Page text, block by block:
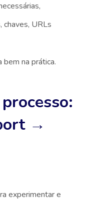
chaves, URLs
na prática.
→
experimentar e